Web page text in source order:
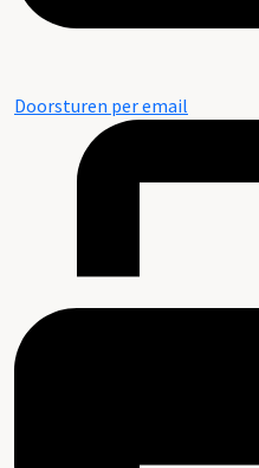
Doorsturen per email